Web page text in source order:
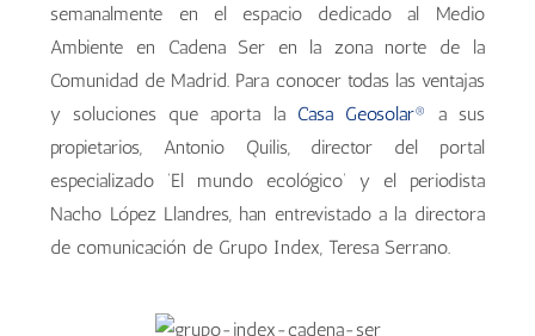
semanalmente en el espacio dedicado al Medio
Ambiente en Cadena Ser en la zona norte de la
Comunidad de Madrid. Para conocer todas las ventajas
y soluciones que aporta la Casa Geosolar® a sus
propietarios, Antonio Quilis, director del portal
especializado ‘El mundo ecológico’ y el periodista
Nacho López Llandres, han entrevistado a la directora
de comunicación de Grupo Index, Teresa Serrano.